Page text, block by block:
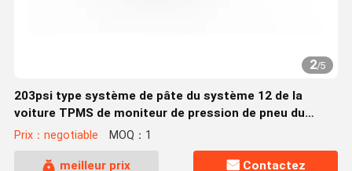
2/5
203psi type système de pâte du système 12 de la
voiture TPMS de moniteur de pression de pneu du
capteur 433.92MHz
Prix：negotiable MOQ：1
meilleur prix Contactez